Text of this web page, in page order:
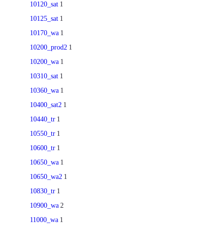
10120_sat 1
10125_sat 1
10170_wa 1
10200_prod2 1
10200_wa 1
10310_sat 1
10360_wa 1
10400_sat2 1
10440_tr 1
10550_tr 1
10600_tr 1
10650_wa 1
10650_wa2 1
10830_tr 1
10900_wa 2
11000_wa 1